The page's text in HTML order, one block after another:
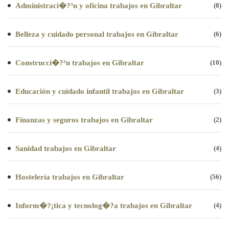
Administraci�?³n y oficina trabajos en Gibraltar (8)
Belleza y cuidado personal trabajos en Gibraltar (6)
Construcci�?³n trabajos en Gibraltar (10)
Educación y cuidado infantil trabajos en Gibraltar (3)
Finanzas y seguros trabajos en Gibraltar (2)
Sanidad trabajos en Gibraltar (4)
Hostelería trabajos en Gibraltar (56)
Inform�?¡tica y tecnolog�?­a trabajos en Gibraltar (4)